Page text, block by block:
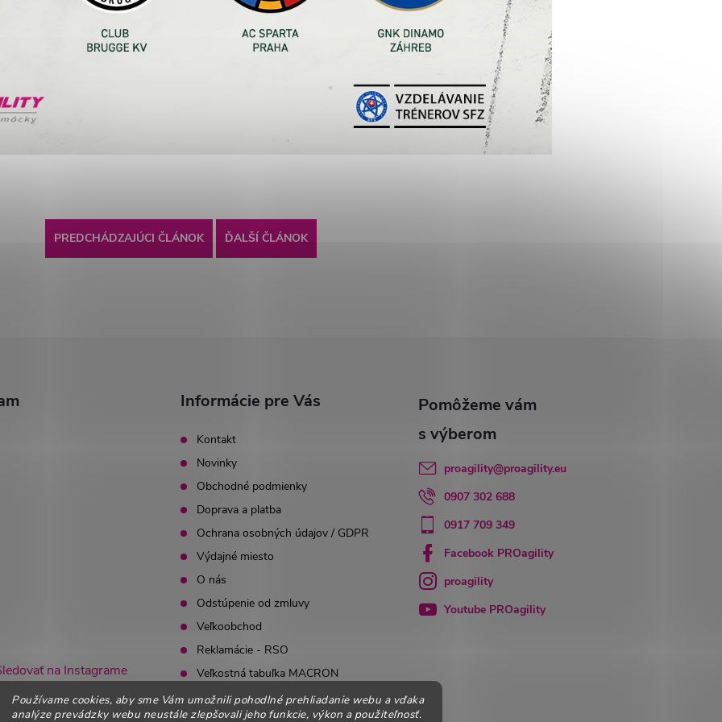
Používame cookies, aby sme Vám umožnili pohodlné prehliadanie webu a vďaka
analýze prevádzky webu neustále zlepšovali jeho funkcie, výkon a použiteľnosť.
PREDCHÁDZAJÚCI ČLÁNOK ĎALŠÍ ČLÁNOK
na Instagrame
Informácie pre Vás
Kontakt
Novinky
Obchodné podmienky
Doprava a platba
Ochrana osobných údajov / GDPR
Výdajné miesto
O nás
Odstúpenie od zmluvy
Veľkoobchod
Reklamácie - RSO
Veľkostná tabuľka MACRON
BLOG
proagility@proagility.eu
0907 302 688
0917 709 349
Facebook PROagility
proagility
Youtube PROagility